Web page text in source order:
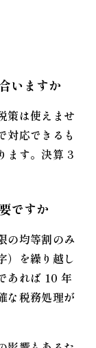
いますか
策は使えませ
対応できるも
ます。決算 3
ですか
の均等割のみ
）を繰り越し
あれば 10 年
な税務処理が